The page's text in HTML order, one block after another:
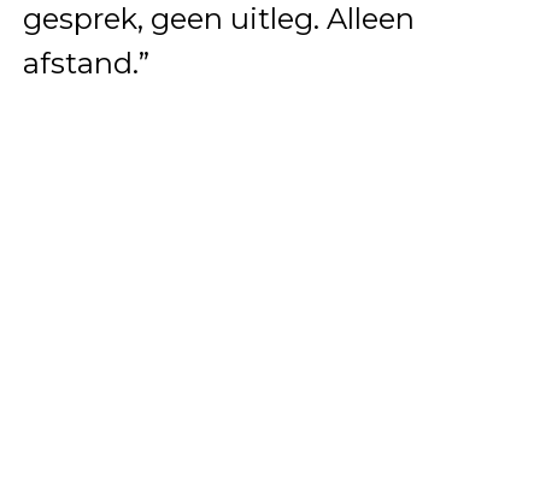
gesprek, geen uitleg. Alleen
afstand.”